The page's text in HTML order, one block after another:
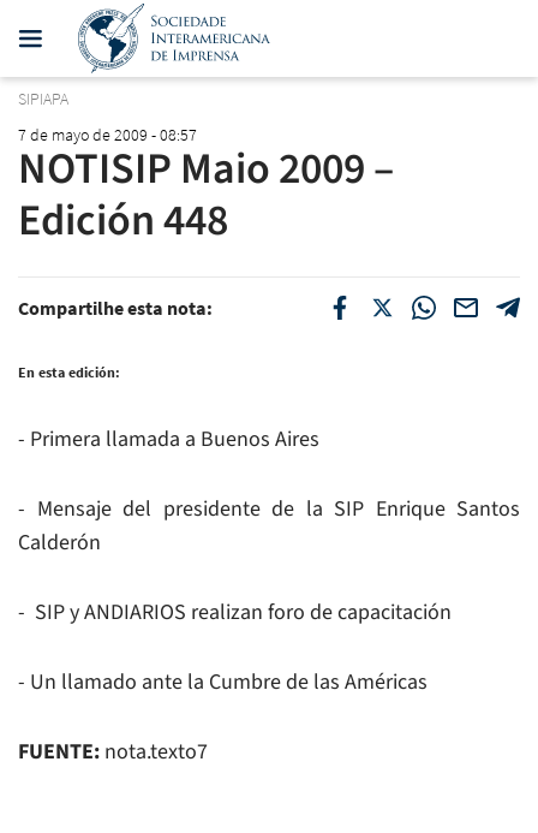
SIPIAPA
7 de mayo de 2009 - 08:57
NOTISIP Maio 2009 –
Edición 448
Compartilhe esta nota:
En esta edición:
- Primera llamada a Buenos Aires
- Mensaje del presidente de la SIP Enrique Santos
Calderón
- SIP y ANDIARIOS realizan foro de capacitación
- Un llamado ante la Cumbre de las Américas
FUENTE: nota.texto7